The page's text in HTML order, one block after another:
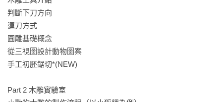
判斷下刀方向
運刀方式
圓雕基礎概念
從三視圖設計動物圖案
手工初胚鋸切*(NEW)
Part 2 木雕實驗室